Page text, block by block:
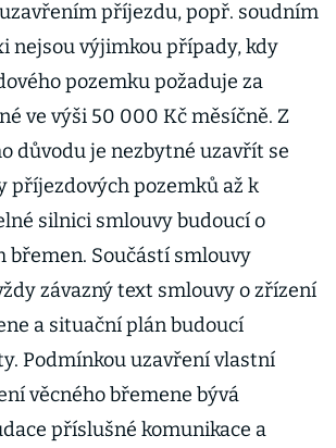
příjezdu, popř. soudním
nejsou výjimkou případy, kdy
pozemku požaduje za
ve výši 50 000 Kč měsíčně. Z
důvodu je nezbytné uzavřít se
příjezdových pozemků až k
silnici smlouvy budoucí o
břemen. Součástí smlouvy
závazný text smlouvy o zřízení
a situační plán budoucí
Podmínkou uzavření vlastní
věcného břemene bývá
příslušné komunikace a